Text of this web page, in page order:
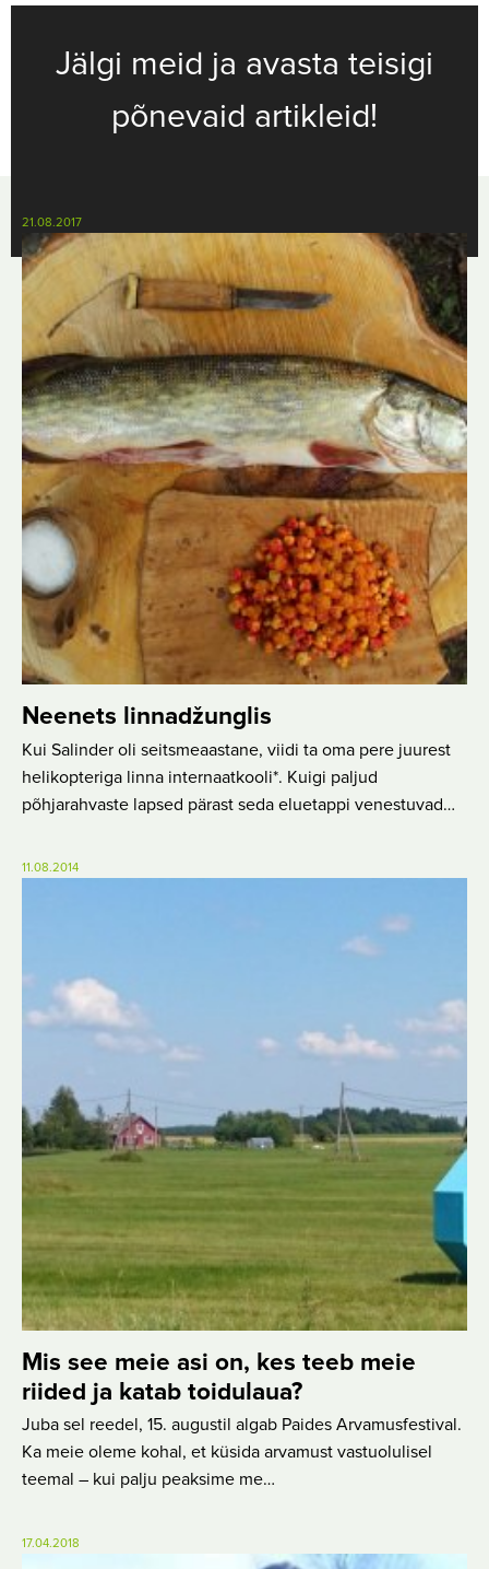
Jälgi meid ja avasta teisigi
põnevaid artikleid!
21.08.2017
Neenets linnadžunglis
Kui Salinder oli seitsmeaastane, viidi ta oma pere juurest
helikopteriga linna internaatkooli*. Kuigi paljud
põhjarahvaste lapsed pärast seda eluetappi venestuvad…
11.08.2014
Mis see meie asi on, kes teeb meie
riided ja katab toidulaua?
Juba sel reedel, 15. augustil algab Paides Arvamusfestival.
Ka meie oleme kohal, et küsida arvamust vastuolulisel
teemal – kui palju peaksime me…
17.04.2018